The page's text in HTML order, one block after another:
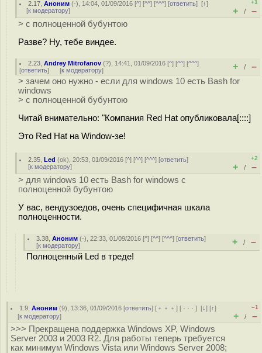
2.17 ,Аноним (-), 14:04, 01/09/2016 [^] [^^] [^^^] [ответить][↑]
[к модератору]
+1
+ / –
> с полноценной бубунтою
Разве? Ну, тебе виндее.
2.23 ,Andrey Mitrofanov (?), 14:41, 01/09/2016 [^] [^^] [^^^]
[ответить] [к модератору] + / –
> зачем оно нужно - если для windows 10 есть Bash for
windows
> с полноценной бубунтою
Читай внимательно: "Компания Red Hat опубликовала[::::]
Это Red Hat на Window-зе!
2.35 ,Led (ok), 20:53, 01/09/2016 [^] [^^] [^^^] [ответить]
[к модератору]
+2
+ / –
> для windows 10 есть Bash for windows с
полноценной бубунтою
У вас, вендузоедов, очень специфичная шкала
полноценности.
3.38 ,Аноним (-), 22:33, 01/09/2016 [^] [^^] [^^^] [ответить]
[к модератору] + / –
Полноценный Led в треде!
1.9 ,Аноним (9), 13:36, 01/09/2016 [ответить] [ ﹢﹢﹢] [ · · ·][↓] [↑]
[к модератору]
–1
+ / –
>>> Прекращена поддержка Windows XP, Windows
Server 2003 и 2003 R2. Для работы теперь требуется
как минимум Windows Vista или Windows Server 2008;